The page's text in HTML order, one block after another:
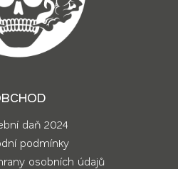
daň 2024
podmínky
osobních údajů